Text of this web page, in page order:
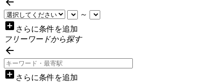
～
add_box さらに条件を追加
フリーワードから探す

add_box さらに条件を追加